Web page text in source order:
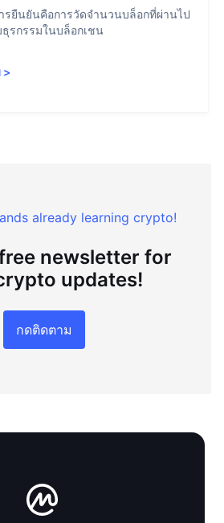
รยืนยันคือการวัดจำนวนบล็อกที่ผ่านไป
รกรรมในบล็อกเชน
>
already learning crypto!
newsletter for
updates!
กดติดตาม